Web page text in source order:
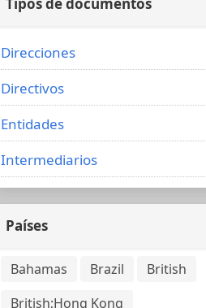
Direcciones
Directivos
Entidades
Intermediarios
Países
Bahamas Brazil
British
British;Hong Kong